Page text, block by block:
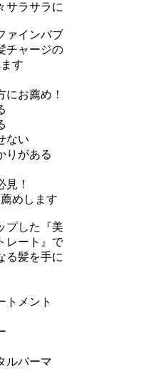
サラサラに
ァインバブ
チャージの
す
にお薦め！
ない
りがある
！
めします
プした『美
レート』で
る髪を手に
トメント
ルパーマ